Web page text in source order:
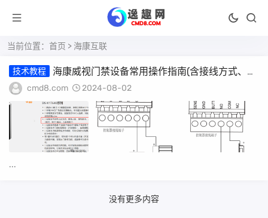
当前位置： 首页 > 海康互联
技术教程
海康威视门禁设备常用操作指南(含接线方式、人
脸添加、查询)
cmd8.com 2024-08-02
...
没有更多内容